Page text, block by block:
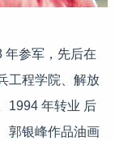
年参军，先后在
工程学院、解放
1994 年转业 后
郭银峰作品油画